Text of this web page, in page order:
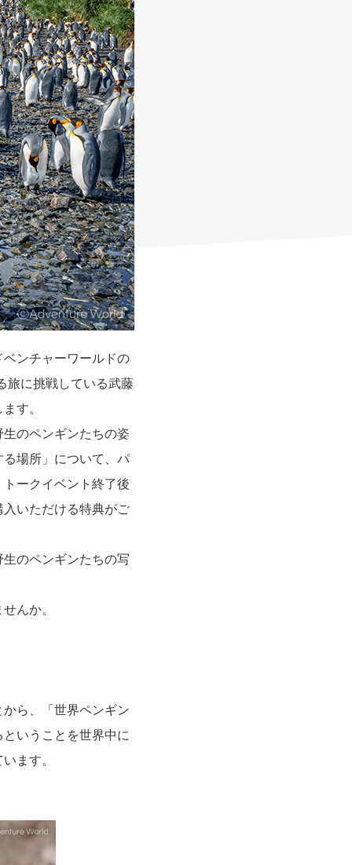
ンチャーワールドの
旅に挑戦している武藤
す。
のペンギンたちの姿
場所」について、パ
ークイベント終了後
いただける特典がご
のペンギンたちの写
んか。
ら、「世界ペンギン
いうことを世界中に
ます。